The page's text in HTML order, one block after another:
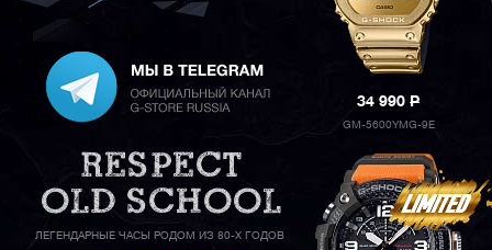
ЛЕГЕНДАРНЫЕ ЧАСЫ РОДОМ ИЗ 80-Х ГОДОВ
34 990P
GM-5600YMG-9E